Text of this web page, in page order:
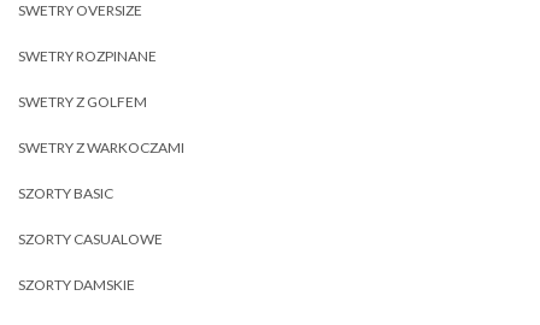
SWETRY OVERSIZE
SWETRY ROZPINANE
SWETRY Z GOLFEM
SWETRY Z WARKOCZAMI
SZORTY BASIC
SZORTY CASUALOWE
SZORTY DAMSKIE